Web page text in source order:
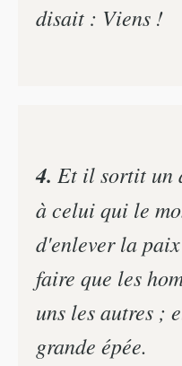
disait : Viens !
4. Et il sortit un
à celui qui le
d'enlever la
faire que les
uns les autres ;
grande épée.